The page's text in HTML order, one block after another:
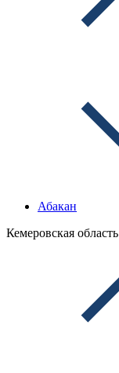
Абакан
Кемеровская область